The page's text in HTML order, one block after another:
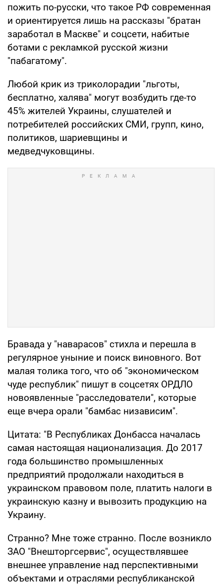
пожить по-русски, что такое РФ современная
и ориентируется лишь на рассказы "братан
заработал в Маскве" и соцсети, набитые
ботами с рекламкой русской жизни
"пабагатому".
Любой крик из триколорадии "льготы,
бесплатно, халява" могут возбудить где-то
45% жителей Украины, слушателей и
потребителей российских СМИ, групп, кино,
политиков, шариевщины и
медведчуковщины.
Бравада у "наварасов" стихла и перешла в
регулярное уныние и поиск виновного. Вот
малая толика того, что об "экономическом
чуде республик" пишут в соцсетях ОРДЛО
новоявленные "расследователи", которые
еще вчера орали "бамбас низависим".
Цитата: "В Республиках Донбасса началась
самая настоящая национализация. До 2017
года большинство промышленных
предприятий продолжали находиться в
украинском правовом поле, платить налоги в
украинскую казну и вывозить продукцию на
Украину.
Странно? Мне тоже странно. После возникло
ЗАО "Внешторгсервис", осуществлявшее
внешнее управление над перспективными
объектами и отраслями республиканской